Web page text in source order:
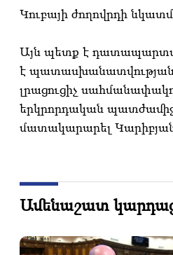
Կուբայի ժողովրդի
Այն պետք է դատապարտվի
է պատասխանատվության
լրացուցիչ
երկրորդական
մատակարարել
Ամենաշատ